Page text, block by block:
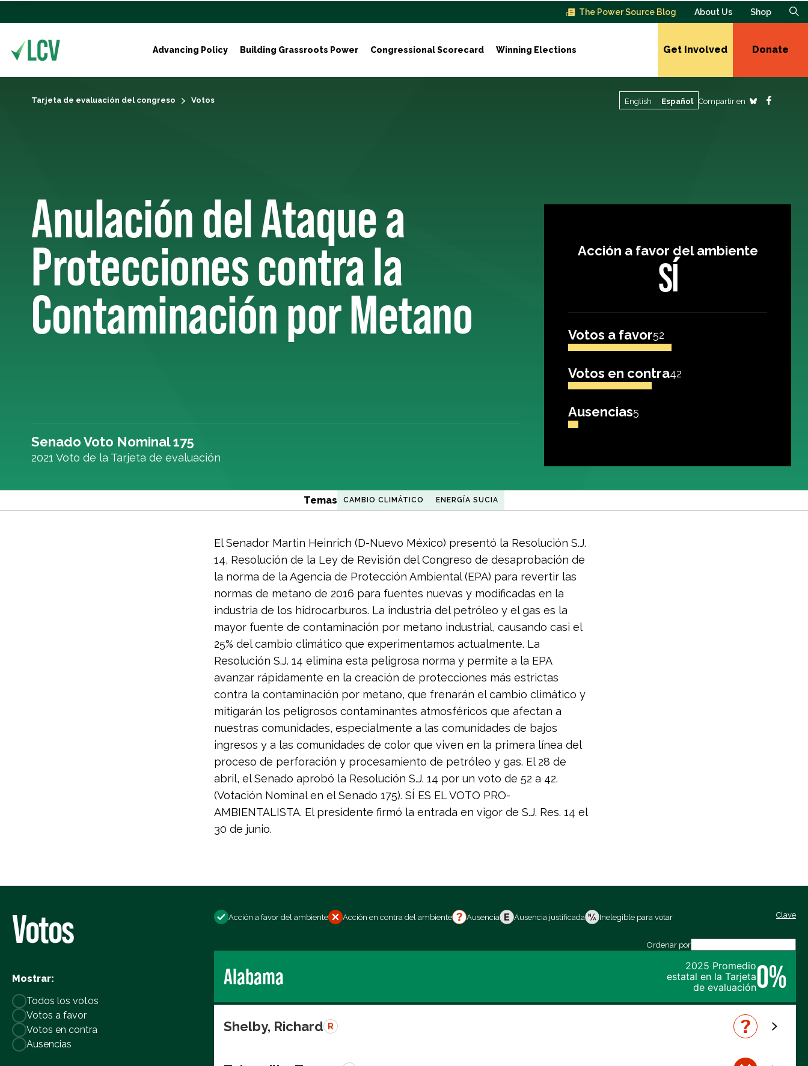
The Power Source Blog About Us Shop
Advancing Policy Building Grassroots Power Congressional Scorecard Winning Elections Get Involved Donate
Tarjeta de evaluación del congreso Votos English Español Compartir en
Anulación del Ataque a
Protecciones contra la
Contaminación por Metano
Senado Voto Nominal 175
2021 Voto de la Tarjeta de evaluación
Acción a favor del ambiente
SÍ
Votos a favor52
Votos en contra42
Ausencias5
Temas CAMBIO CLIMÁTICO ENERGÍA SUCIA
El Senador Martin Heinrich (D-Nuevo México) presentó la Resolución S.J.
14, Resolución de la Ley de Revisión del Congreso de desaprobación de
la norma de la Agencia de Protección Ambiental (EPA) para revertir las
normas de metano de 2016 para fuentes nuevas y modificadas en la
industria de los hidrocarburos. La industria del petróleo y el gas es la
mayor fuente de contaminación por metano industrial, causando casi el
25% del cambio climático que experimentamos actualmente. La
Resolución S.J. 14 elimina esta peligrosa norma y permite a la EPA
avanzar rápidamente en la creación de protecciones más estrictas
contra la contaminación por metano, que frenarán el cambio climático y
mitigarán los peligrosos contaminantes atmosféricos que afectan a
nuestras comunidades, especialmente a las comunidades de bajos
ingresos y a las comunidades de color que viven en la primera línea del
proceso de perforación y procesamiento de petróleo y gas. El 28 de
abril, el Senado aprobó la Resolución S.J. 14 por un voto de 52 a 42.
(Votación Nominal en el Senado 175). SÍ ES EL VOTO PRO-
AMBIENTALISTA. El presidente firmó la entrada en vigor de S.J. Res. 14 el
30 de junio.
Votos
Mostrar:
Todos los votos
Votos a favor
Votos en contra
Ausencias
Acción a favor del ambiente Acción en contra del ambiente Ausencia Ausencia justificada Inelegible para votar Clave
Ordenar por
Alabama
2025 Promedio
estatal en la Tarjeta
de evaluación0%
Shelby, Richard R